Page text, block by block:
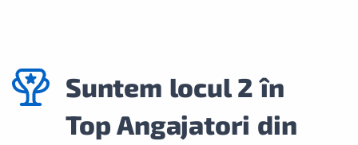
Suntem locul 2 în
Top Angajatori din